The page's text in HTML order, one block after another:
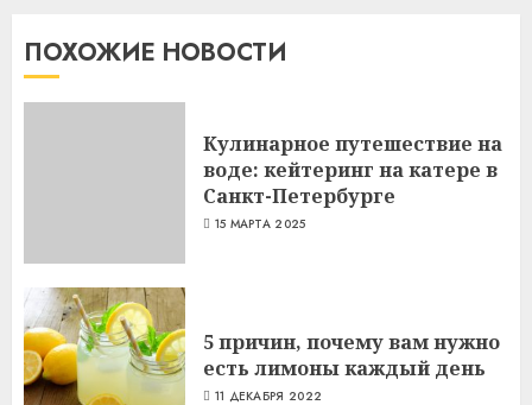
ПОХОЖИЕ НОВОСТИ
Кулинарное путешествие на
воде: кейтеринг на катере в
Санкт-Петербурге
15 МАРТА 2025
5 причин, почему вам нужно
есть лимоны каждый день
11 ДЕКАБРЯ 2022